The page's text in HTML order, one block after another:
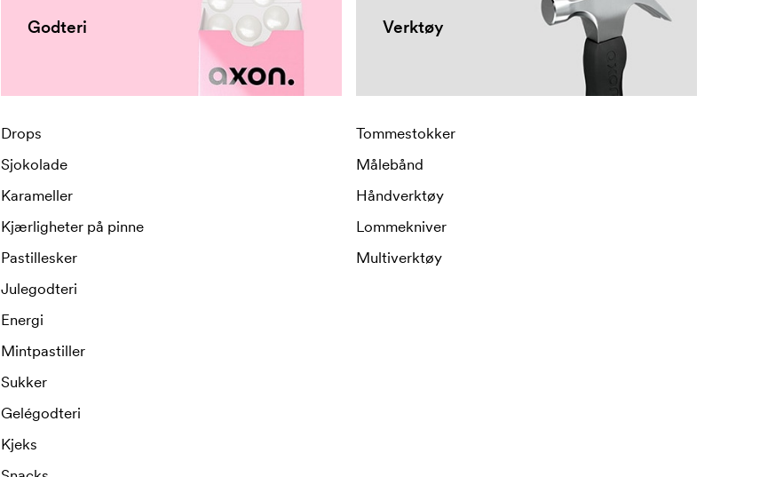
Godteri
Drops
Sjokolade
Karameller
Kjærligheter på pinne
Pastillesker
Julegodteri
Energi
Mintpastiller
Sukker
Gelégodteri
Kjeks
Verktøy
Tommestokker
Målebånd
Håndverktøy
Lommekniver
Multiverktøy